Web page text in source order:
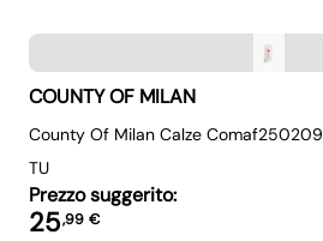
COUNTY OF MILAN
County Of Milan Calze Comaf250209
TU
Prezzo suggerito:
25,99 €